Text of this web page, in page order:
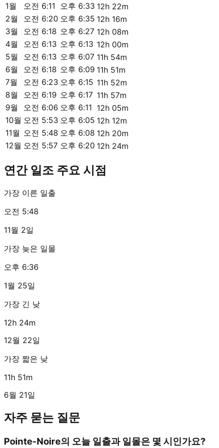
1월 오전 6:11 오후 6:33 12h 22m
2월
오전 6:20 오후 6:35 12h 16m
3월
오전 6:18 오후 6:27 12h 08m
4월
오전 6:13 오후 6:13 12h 00m
5월
오전 6:13 오후 6:07 11h 54m
6월
오전 6:18 오후 6:09 11h 51m
7월
오전 6:23 오후 6:15 11h 52m
8월
오전 6:19 오후 6:17 11h 57m
9월
오전 6:06 오후 6:11 12h 05m
10월 오전 5:53 오후 6:05 12h 12m
11월 오전 5:48 오후 6:08 12h 20m
12월 오전 5:57 오후 6:20 12h 24m
연간 일조 주요 시점
가장 이른 일출
오전 5:48
11월 2일
가장 늦은 일몰
오후 6:36
1월 25일
가장 긴 낮
12h 24m
12월 22일
가장 짧은 낮
11h 51m
6월 21일
자주 묻는 질문
Pointe-Noire의 오늘 일출과 일몰은 몇 시인가요?